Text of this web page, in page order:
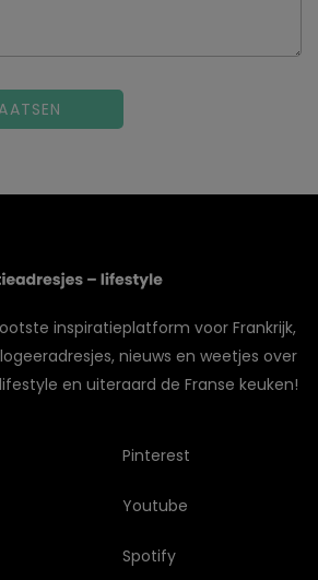
inspiratieplatform voor Frankrijk,
nieuws en weetjes over
en uiteraard de Franse keuken!
Pinterest
Youtube
Spotify